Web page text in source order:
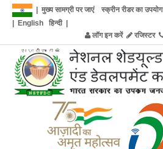
मुख्य सामग्री पर जाएं स्क्रीन रीडर का उपयोग
English हिन्दी|
लॉग इन करें
रजिस्टर